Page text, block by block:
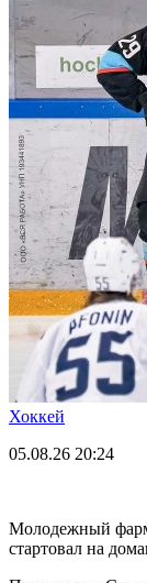
Хоккей
05.08.26 20:24
Молодежный
стартовал на